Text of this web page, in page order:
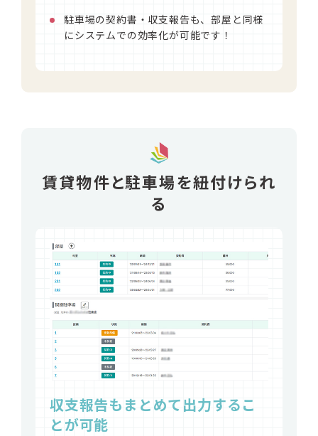
駐車場の契約書・収支報告も、部屋と同様
にシステムでの効率化が可能です！
賃貸物件と駐車場を紐付けられ
る
収支報告もまとめて出力するこ
とが可能